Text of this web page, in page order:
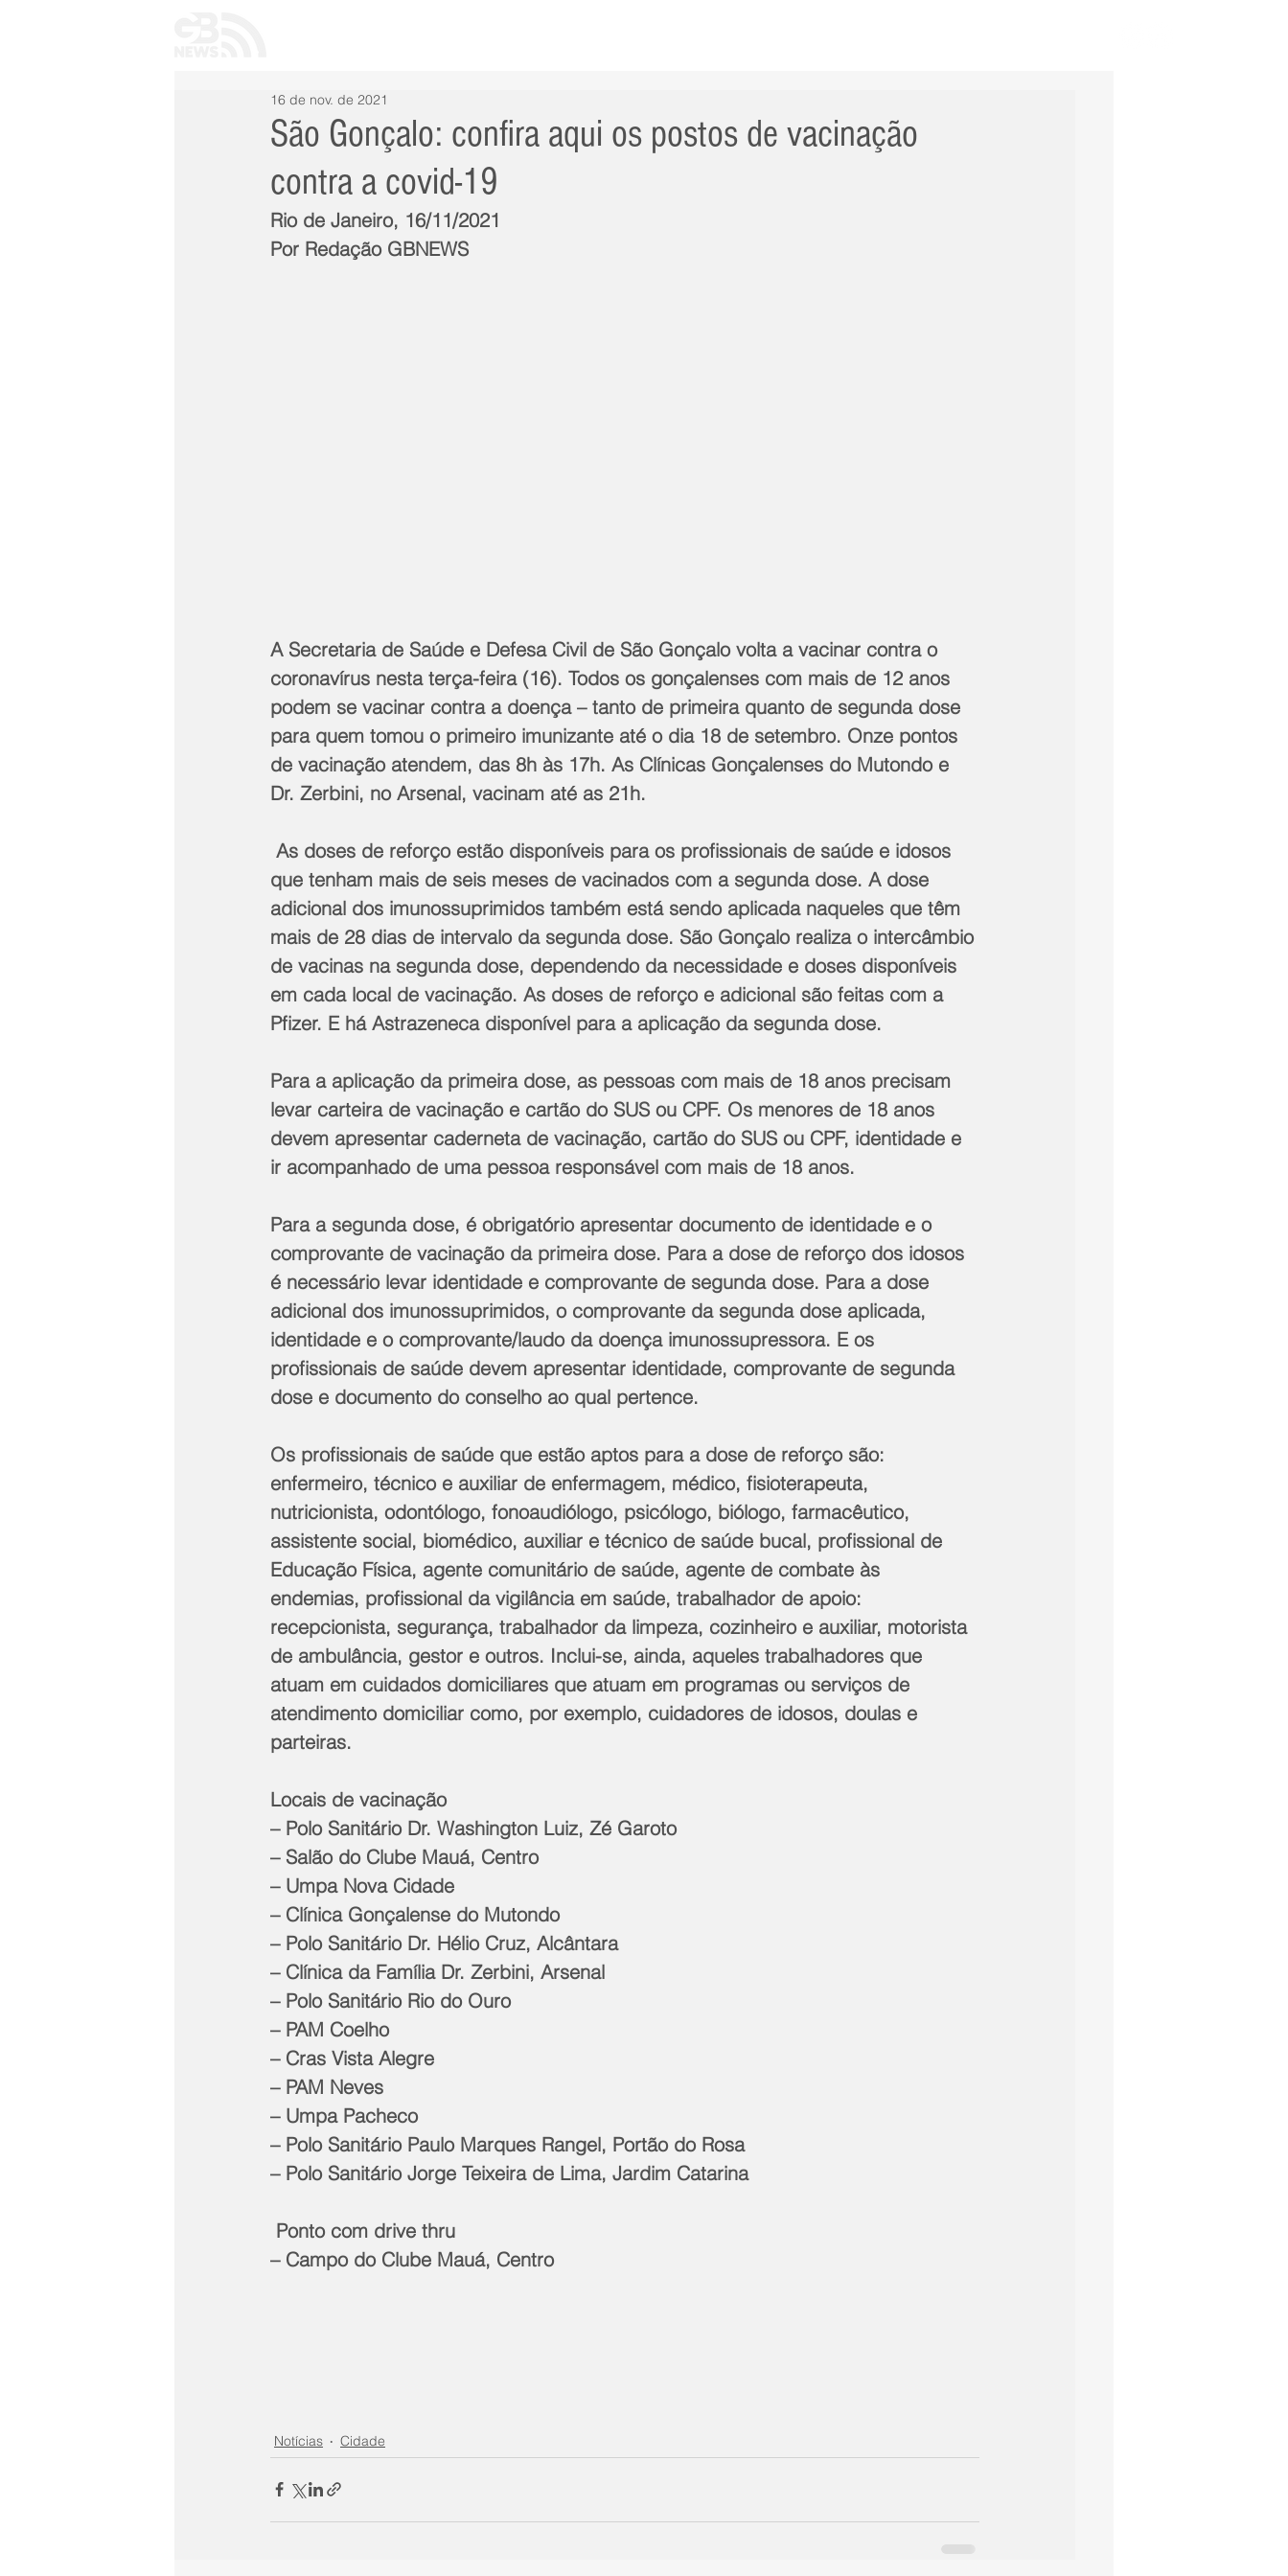
São Gonçalo: confira aqui os postos de vacinação
contra a covid-19
16 de nov. de 2021
Rio de Janeiro, 16/11/2021
Por Redação GBNEWS
A Secretaria de Saúde e Defesa Civil de São Gonçalo volta a vacinar contra o
coronavírus nesta terça-feira (16). Todos os gonçalenses com mais de 12 anos
podem se vacinar contra a doença – tanto de primeira quanto de segunda dose
para quem tomou o primeiro imunizante até o dia 18 de setembro. Onze pontos
de vacinação atendem, das 8h às 17h. As Clínicas Gonçalenses do Mutondo e
Dr. Zerbini, no Arsenal, vacinam até as 21h.
que tenham mais de seis meses de vacinados com a segunda dose. A dose
adicional dos imunossuprimidos também está sendo aplicada naqueles que têm
mais de 28 dias de intervalo da segunda dose. São Gonçalo realiza o intercâmbio
de vacinas na segunda dose, dependendo da necessidade e doses disponíveis
em cada local de vacinação. As doses de reforço e adicional são feitas com a
Pfizer. E há Astrazeneca disponível para a aplicação da segunda dose.
Para a aplicação da primeira dose, as pessoas com mais de 18 anos precisam
levar carteira de vacinação e cartão do SUS ou CPF. Os menores de 18 anos
devem apresentar caderneta de vacinação, cartão do SUS ou CPF, identidade e
ir acompanhado de uma pessoa responsável com mais de 18 anos.
Para a segunda dose, é obrigatório apresentar documento de identidade e o
comprovante de vacinação da primeira dose. Para a dose de reforço dos idosos
é necessário levar identidade e comprovante de segunda dose. Para a dose
adicional dos imunossuprimidos, o comprovante da segunda dose aplicada,
identidade e o comprovante/laudo da doença imunossupressora. E os
profissionais de saúde devem apresentar identidade, comprovante de segunda
dose e documento do conselho ao qual pertence.
Os profissionais de saúde que estão aptos para a dose de reforço são:
enfermeiro, técnico e auxiliar de enfermagem, médico, fisioterapeuta,
nutricionista, odontólogo, fonoaudiólogo, psicólogo, biólogo, farmacêutico,
assistente social, biomédico, auxiliar e técnico de saúde bucal, profissional de
Educação Física, agente comunitário de saúde, agente de combate às
endemias, profissional da vigilância em saúde, trabalhador de apoio:
recepcionista, segurança, trabalhador da limpeza, cozinheiro e auxiliar, motorista
de ambulância, gestor e outros. Inclui-se, ainda, aqueles trabalhadores que
atuam em cuidados domiciliares que atuam em programas ou serviços de
atendimento domiciliar como, por exemplo, cuidadores de idosos, doulas e
parteiras.
Locais de vacinação
– Polo Sanitário Dr. Washington Luiz, Zé Garoto
– Salão do Clube Mauá, Centro
– Umpa Nova Cidade
– Clínica Gonçalense do Mutondo
– Polo Sanitário Dr. Hélio Cruz, Alcântara
– Clínica da Família Dr. Zerbini, Arsenal
– Polo Sanitário Rio do Ouro
– PAM Coelho
– Cras Vista Alegre
– PAM Neves
– Umpa Pacheco
– Polo Sanitário Paulo Marques Rangel, Portão do Rosa
– Polo Sanitário Jorge Teixeira de Lima, Jardim Catarina
Ponto com drive thru
– Campo do Clube Mauá, Centro
Notícias Cidade